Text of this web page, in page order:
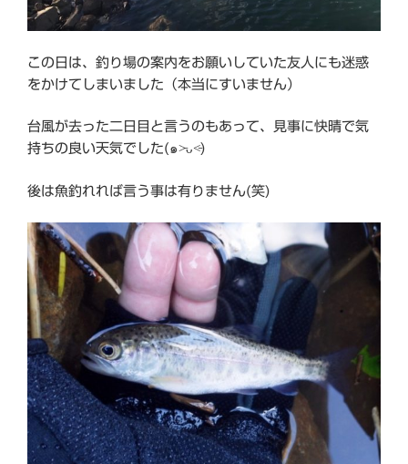
この日は、釣り場の案内をお願いしていた友人にも迷惑
をかけてしまいました（本当にすいません）
台風が去った二日目と言うのもあって、見事に快晴で気
持ちの良い天気でした(๑˃̵ᴗ˂̵)
後は魚釣れれば言う事は有りません(笑)